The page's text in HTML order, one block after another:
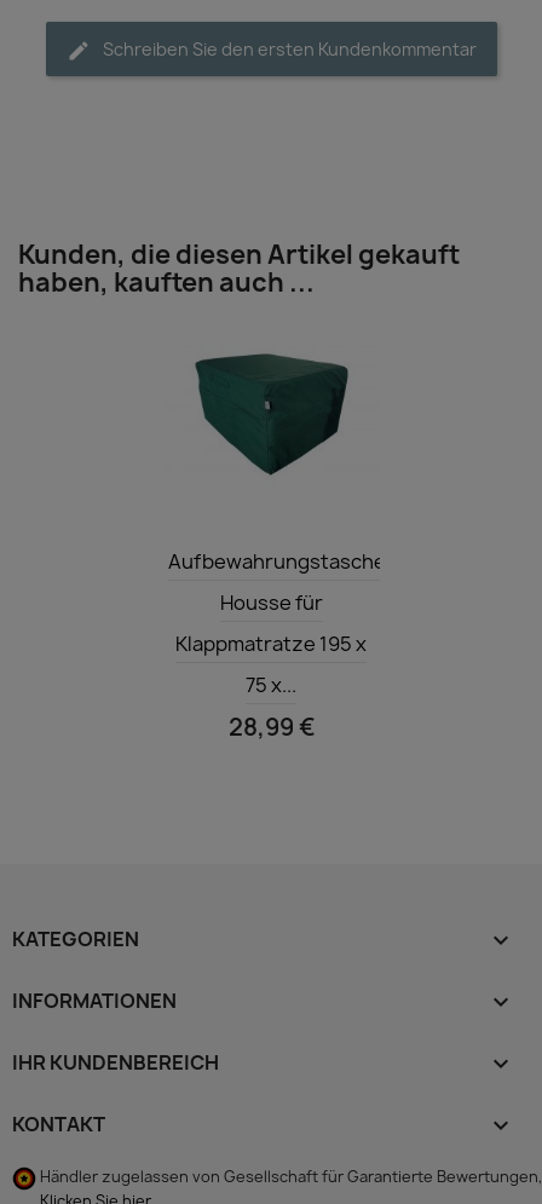
Schreiben Sie den ersten Kundenkommentar
Kunden, die diesen Artikel gekauft
haben, kauften auch ...
Aufbewahrungstasche
Housse für
Klappmatratze 195 x
75 x...
28,99 €
KATEGORIEN 
INFORMATIONEN 
IHR KUNDENBEREICH 
KONTAKT keyboard_arrow_down
Händler zugelassen von Gesellschaft für Garantierte Bewertungen,